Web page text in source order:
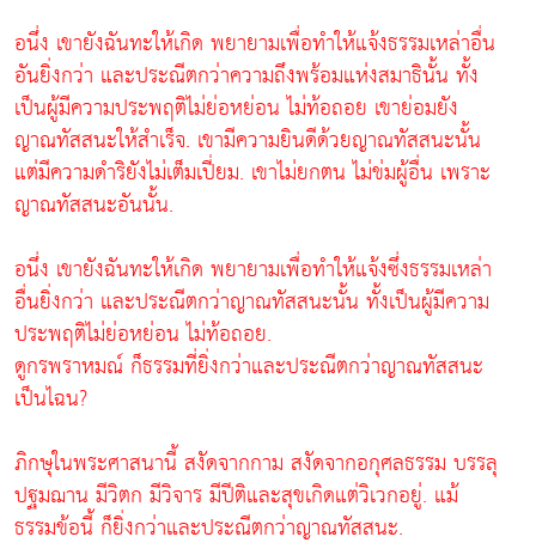
อนึ่ง เขายังฉันทะให้เกิด พยายามเพื่อทำให้แจ้งธรรมเหล่าอื่น
อันยิ่งกว่า และประณีตกว่าความถึงพร้อมแห่งสมาธินั้น ทั้ง
เป็นผู้มีความประพฤติไม่ย่อหย่อน ไม่ท้อถอย เขาย่อมยัง
ญาณทัสสนะให้สำเร็จ. เขามีความยินดีด้วยญาณทัสสนะนั้น
แต่มีความดำริยังไม่เต็มเปี่ยม. เขาไม่ยกตน ไม่ข่มผู้อื่น เพราะ
ญาณทัสสนะอันนั้น.
อนึ่ง เขายังฉันทะให้เกิด พยายามเพื่อทำให้แจ้งซึ่งธรรมเหล่า
อื่นยิ่งกว่า และประณีตกว่าญาณทัสสนะนั้น ทั้งเป็นผู้มีความ
ประพฤติไม่ย่อหย่อน ไม่ท้อถอย.
ดูกรพราหมณ์ ก็ธรรมที่ยิ่งกว่าและประณีตกว่าญาณทัสสนะ
เป็นไฉน?
ภิกษุในพระศาสนานี้ สงัดจากกาม สงัดจากอกุศลธรรม บรรลุ
ปฐมฌาน มีวิตก มีวิจาร มีปีติและสุขเกิดแต่วิเวกอยู่. แม้
ธรรมข้อนี้ ก็ยิ่งกว่าและประณีตกว่าญาณทัสสนะ.